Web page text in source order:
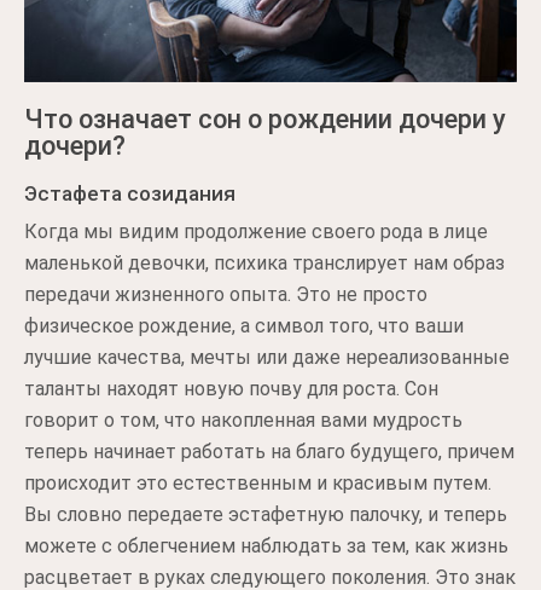
Что означает сон о рождении дочери у
дочери?
Эстафета созидания
Когда мы видим продолжение своего рода в лице
маленькой девочки, психика транслирует нам образ
передачи жизненного опыта. Это не просто
физическое рождение, а символ того, что ваши
лучшие качества, мечты или даже нереализованные
таланты находят новую почву для роста. Сон
говорит о том, что накопленная вами мудрость
теперь начинает работать на благо будущего, причем
происходит это естественным и красивым путем.
Вы словно передаете эстафетную палочку, и теперь
можете с облегчением наблюдать за тем, как жизнь
расцветает в руках следующего поколения. Это знак